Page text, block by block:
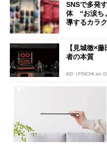
SNSで多発
体 “お涙ち
導するカラ
【見城徹×
者の本質
AD（FINCHI on